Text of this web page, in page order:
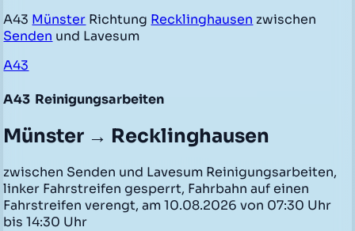
A43 Münster Richtung Recklinghausen zwischen
Senden und Lavesum
A43
A43 Reinigungsarbeiten
Münster → Recklinghausen
zwischen Senden und Lavesum Reinigungsarbeiten,
linker Fahrstreifen gesperrt, Fahrbahn auf einen
Fahrstreifen verengt, am 10.08.2026 von 07:30 Uhr
bis 14:30 Uhr